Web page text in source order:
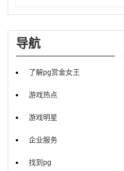
导航
了解pg赏金女王
游戏热点
游戏明星
企业服务
找到pg